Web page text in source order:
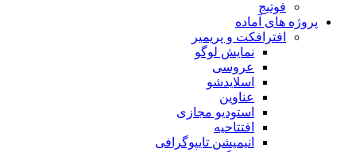
فوتیج
پروژه های آماده
افترافکت و پریمیر
نمایش لوگو
عروسی
اسلایدشو
عناوین
استودیو مجازی
افتتاحیه
انیمیشن تایپوگرافی